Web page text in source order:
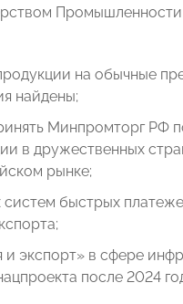
на обычные
найдены;
Минпромторг РФ
в дружественных
рынке;
быстрых
экспорт» в сфере
после 2024